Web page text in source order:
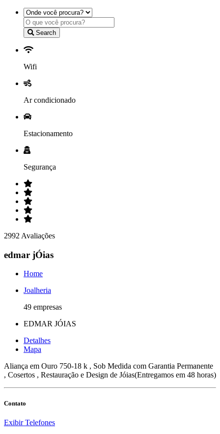
Search
Wifi
Ar condicionado
Estacionamento
Segurança
2992 Avaliações
edmar jÓias
Home
Joalheria
49 empresas
EDMAR JÓIAS
Detalhes
Mapa
Aliança em Ouro 750-18 k , Sob Medida com Garantia Permanente
, Cosertos , Restauração e Design de Jóias(Entregamos em 48 horas)
Contato
Exibir Telefones